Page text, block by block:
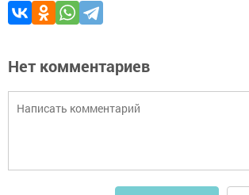
Нет комментариев